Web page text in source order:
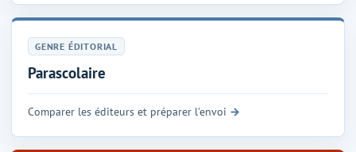
GENRE ÉDITORIAL
Parascolaire
Comparer les éditeurs et préparer l'envoi